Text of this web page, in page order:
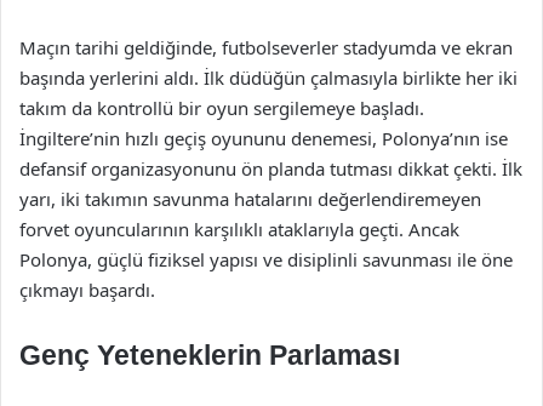
Maçın tarihi geldiğinde, futbolseverler stadyumda ve ekran
başında yerlerini aldı. İlk düdüğün çalmasıyla birlikte her iki
takım da kontrollü bir oyun sergilemeye başladı.
İngiltere’nin hızlı geçiş oyununu denemesi, Polonya’nın ise
defansif organizasyonunu ön planda tutması dikkat çekti. İlk
yarı, iki takımın savunma hatalarını değerlendiremeyen
forvet oyuncularının karşılıklı ataklarıyla geçti. Ancak
Polonya, güçlü fiziksel yapısı ve disiplinli savunması ile öne
çıkmayı başardı.
Genç Yeteneklerin Parlaması